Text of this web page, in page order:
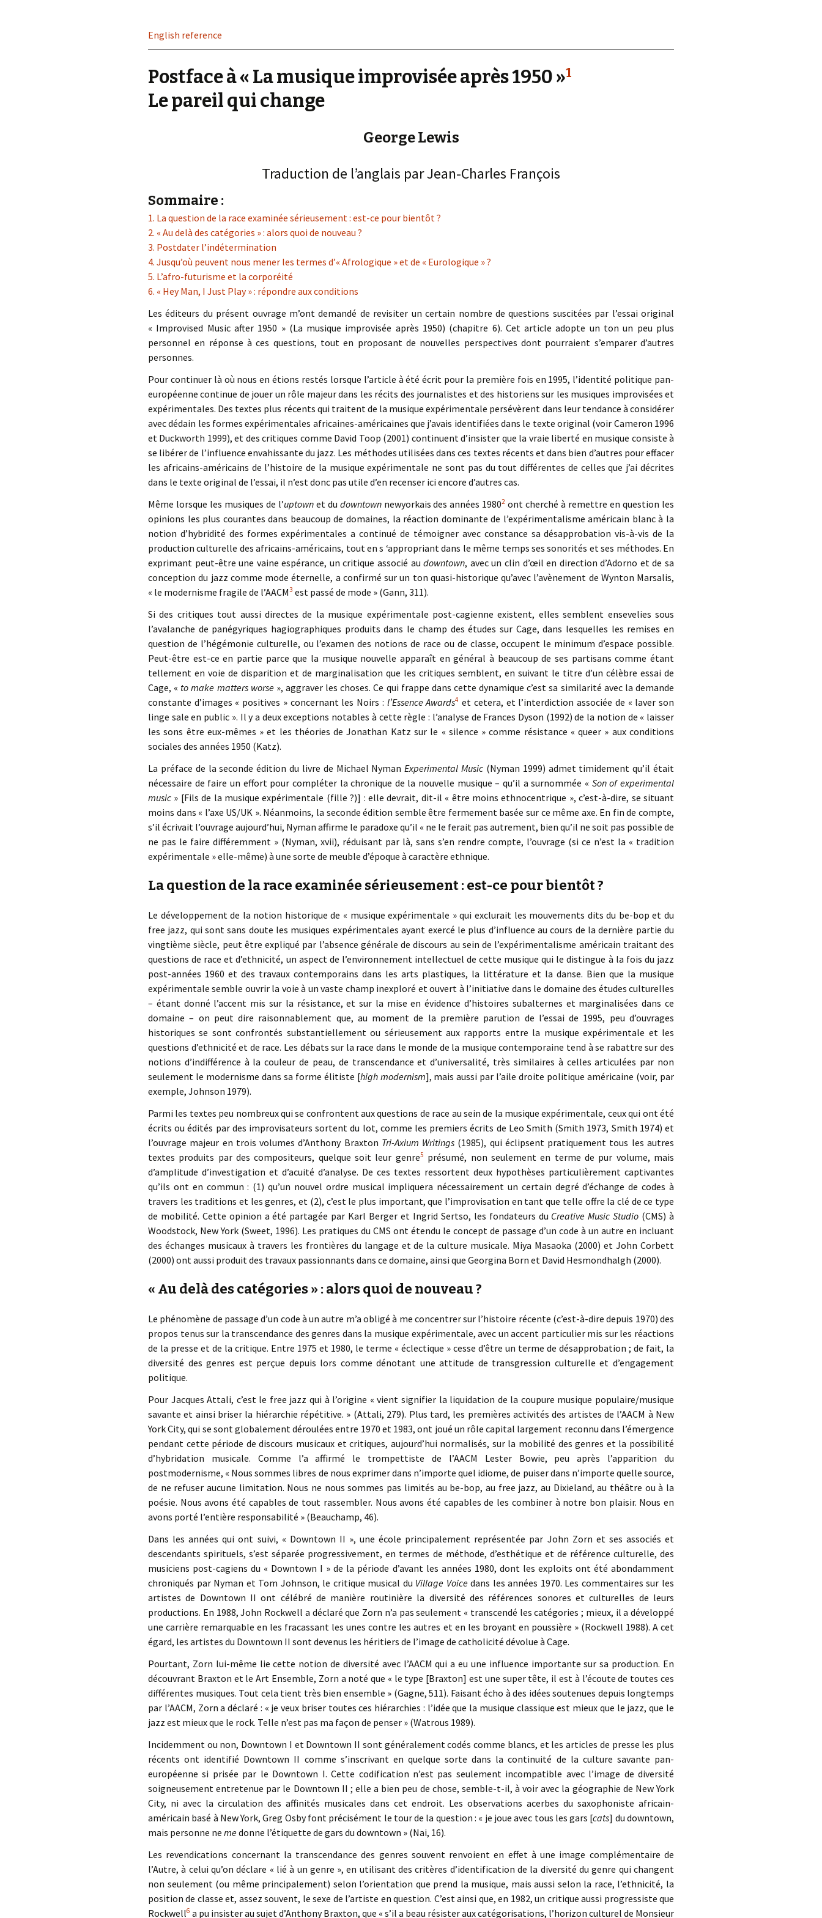
English reference
Postface à « La musique improvisée après 1950 »1
Le pareil qui change
George Lewis
Traduction de l’anglais par Jean-Charles François
Sommaire :
1. La question de la race examinée sérieusement : est-ce pour bientôt ?
2. « Au delà des catégories » : alors quoi de nouveau ?
3. Postdater l’indétermination
4. Jusqu’où peuvent nous mener les termes d’« Afrologique » et de « Eurologique » ?
5. L’afro-futurisme et la corporéité
6. « Hey Man, I Just Play » : répondre aux conditions
Les éditeurs du présent ouvrage m’ont demandé de revisiter un certain nombre de questions suscitées par l’essai original
« Improvised Music after 1950 » (La musique improvisée après 1950) (chapitre 6). Cet article adopte un ton un peu plus
personnel en réponse à ces questions, tout en proposant de nouvelles perspectives dont pourraient s’emparer d’autres
personnes.
Pour continuer là où nous en étions restés lorsque l’article à été écrit pour la première fois en 1995, l’identité politique pan-
européenne continue de jouer un rôle majeur dans les récits des journalistes et des historiens sur les musiques improvisées et
expérimentales. Des textes plus récents qui traitent de la musique expérimentale persévèrent dans leur tendance à considérer
avec dédain les formes expérimentales africaines-américaines que j’avais identifiées dans le texte original (voir Cameron 1996
et Duckworth 1999), et des critiques comme David Toop (2001) continuent d’insister que la vraie liberté en musique consiste à
se libérer de l’influence envahissante du jazz. Les méthodes utilisées dans ces textes récents et dans bien d’autres pour effacer
les africains-américains de l’histoire de la musique expérimentale ne sont pas du tout différentes de celles que j’ai décrites
dans le texte original de l’essai, il n’est donc pas utile d’en recenser ici encore d’autres cas.
Même lorsque les musiques de l’uptownet du downtownnewyorkais des années 19802 ont cherché à remettre en question les
opinions les plus courantes dans beaucoup de domaines, la réaction dominante de l’expérimentalisme américain blanc à la
notion d’hybridité des formes expérimentales a continué de témoigner avec constance sa désapprobation vis-à-vis de la
production culturelle des africains-américains, tout en s ‘appropriant dans le même temps ses sonorités et ses méthodes. En
exprimant peut-être une vaine espérance, un critique associé audowntown, avec un clin d’œil en direction d’Adorno et de sa
conception du jazz comme mode éternelle, a confirmé sur un ton quasi-historique qu’avec l’avènement de Wynton Marsalis,
« le modernisme fragile de l’AACM3 est passé de mode » (Gann, 311).
Si des critiques tout aussi directes de la musique expérimentale post-cagienne existent, elles semblent ensevelies sous
l’avalanche de panégyriques hagiographiques produits dans le champ des études sur Cage, dans lesquelles les remises en
question de l’hégémonie culturelle, ou l’examen des notions de race ou de classe, occupent le minimum d’espace possible.
Peut-être est-ce en partie parce que la musique nouvelle apparaît en général à beaucoup de ses partisans comme étant
tellement en voie de disparition et de marginalisation que les critiques semblent, en suivant le titre d’un célèbre essai de
Cage, « to make matters worse», aggraver les choses. Ce qui frappe dans cette dynamique c’est sa similarité avec la demande
constante d’images « positives » concernant les Noirs : l’Essence Awards4 et cetera, et l’interdiction associée de « laver son
linge sale en public ». Il y a deux exceptions notables à cette règle : l’analyse de Frances Dyson (1992) de la notion de « laisser
les sons être eux-mêmes » et les théories de Jonathan Katz sur le « silence » comme résistance « queer » aux conditions
sociales des années 1950 (Katz).
La préface de la seconde édition du livre de Michael NymanExperimental Music (Nyman 1999) admet timidement qu’il était
nécessaire de faire un effort pour compléter la chronique de la nouvelle musique – qu’il a surnommée « Son of experimental
music » [Fils de la musique expérimentale (fille ?)] : elle devrait, dit-il « être moins ethnocentrique », c’est-à-dire, se situant
moins dans « l’axe US/UK ». Néanmoins, la seconde édition semble être fermement basée sur ce même axe. En fin de compte,
s’il écrivait l’ouvrage aujourd’hui, Nyman affirme le paradoxe qu’il « ne le ferait pas autrement, bien qu’il ne soit pas possible de
ne pas le faire différemment » (Nyman, xvii), réduisant par là, sans s’en rendre compte, l’ouvrage (si ce n’est la « tradition
expérimentale » elle-même) à une sorte de meuble d’époque à caractère ethnique.
La question de la race examinée sérieusement : est-ce pour bientôt ?
Le développement de la notion historique de « musique expérimentale » qui exclurait les mouvements dits du be-bop et du
free jazz, qui sont sans doute les musiques expérimentales ayant exercé le plus d’influence au cours de la dernière partie du
vingtième siècle, peut être expliqué par l’absence générale de discours au sein de l’expérimentalisme américain traitant des
questions de race et d’ethnicité, un aspect de l’environnement intellectuel de cette musique qui le distingue à la fois du jazz
post-années 1960 et des travaux contemporains dans les arts plastiques, la littérature et la danse. Bien que la musique
expérimentale semble ouvrir la voie à un vaste champ inexploré et ouvert à l’initiative dans le domaine des études culturelles
– étant donné l’accent mis sur la résistance, et sur la mise en évidence d’histoires subalternes et marginalisées dans ce
domaine – on peut dire raisonnablement que, au moment de la première parution de l’essai de 1995, peu d’ouvrages
historiques se sont confrontés substantiellement ou sérieusement aux rapports entre la musique expérimentale et les
questions d’ethnicité et de race. Les débats sur la race dans le monde de la musique contemporaine tend à se rabattre sur des
notions d’indifférence à la couleur de peau, de transcendance et d’universalité, très similaires à celles articulées par non
seulement le modernisme dans sa forme élitiste [high modernism], mais aussi par l’aile droite politique américaine (voir, par
exemple, Johnson 1979).
Parmi les textes peu nombreux qui se confrontent aux questions de race au sein de la musique expérimentale, ceux qui ont été
écrits ou édités par des improvisateurs sortent du lot, comme les premiers écrits de Leo Smith (Smith 1973, Smith 1974) et
l’ouvrage majeur en trois volumes d’Anthony Braxton Tri-Axium Writings (1985), qui éclipsent pratiquement tous les autres
textes produits par des compositeurs, quelque soit leur genre5 présumé, non seulement en terme de pur volume, mais
d’amplitude d’investigation et d’acuité d’analyse. De ces textes ressortent deux hypothèses particulièrement captivantes
qu’ils ont en commun : (1) qu’un nouvel ordre musical impliquera nécessairement un certain degré d’échange de codes à
travers les traditions et les genres, et (2), c’est le plus important, que l’improvisation en tant que telle offre la clé de ce type
de mobilité. Cette opinion a été partagée par Karl Berger et Ingrid Sertso, les fondateurs du Creative Music Studio (CMS) à
Woodstock, New York (Sweet, 1996). Les pratiques du CMS ont étendu le concept de passage d’un code à un autre en incluant
des échanges musicaux à travers les frontières du langage et de la culture musicale. Miya Masaoka (2000) et John Corbett
(2000) ont aussi produit des travaux passionnants dans ce domaine, ainsi que Georgina Born et David Hesmondhalgh (2000).
« Au delà des catégories » : alors quoi de nouveau ?
Le phénomène de passage d’un code à un autre m’a obligé à me concentrer sur l’histoire récente (c’est-à-dire depuis 1970) des
propos tenus sur la transcendance des genres dans la musique expérimentale, avec un accent particulier mis sur les réactions
de la presse et de la critique. Entre 1975 et 1980, le terme « éclectique » cesse d’être un terme de désapprobation ; de fait, la
diversité des genres est perçue depuis lors comme dénotant une attitude de transgression culturelle et d’engagement
politique.
Pour Jacques Attali, c’est le free jazz qui à l’origine « vient signifier la liquidation de la coupure musique populaire/musique
savante et ainsi briser la hiérarchie répétitive. » (Attali, 279). Plus tard, les premières activités des artistes de l’AACM à New
York City, qui se sont globalement déroulées entre 1970 et 1983, ont joué un rôle capital largement reconnu dans l’émergence
pendant cette période de discours musicaux et critiques, aujourd’hui normalisés, sur la mobilité des genres et la possibilité
d’hybridation musicale. Comme l’a affirmé le trompettiste de l’AACM Lester Bowie, peu après l’apparition du
postmodernisme, « Nous sommes libres de nous exprimer dans n’importe quel idiome, de puiser dans n’importe quelle source,
de ne refuser aucune limitation. Nous ne nous sommes pas limités au be-bop, au free jazz, au Dixieland, au théâtre ou à la
poésie. Nous avons été capables de tout rassembler. Nous avons été capables de les combiner à notre bon plaisir. Nous en
avons porté l’entière responsabilité » (Beauchamp, 46).
Dans les années qui ont suivi, « Downtown II », une école principalement représentée par John Zorn et ses associés et
descendants spirituels, s’est séparée progressivement, en termes de méthode, d’esthétique et de référence culturelle, des
musiciens post-cagiens du « Downtown I » de la période d’avant les années 1980, dont les exploits ont été abondamment
chroniqués par Nyman et Tom Johnson, le critique musical du Village Voicedans les années 1970. Les commentaires sur les
artistes de Downtown II ont célébré de manière routinière la diversité des références sonores et culturelles de leurs
productions. En 1988, John Rockwell a déclaré que Zorn n’a pas seulement « transcendé les catégories ; mieux, il a développé
une carrière remarquable en les fracassant les unes contre les autres et en les broyant en poussière » (Rockwell 1988). A cet
égard, les artistes du Downtown II sont devenus les héritiers de l’image de catholicité dévolue à Cage.
Pourtant, Zorn lui-même lie cette notion de diversité avec l’AACM qui a eu une influence importante sur sa production. En
découvrant Braxton et le Art Ensemble, Zorn a noté que « le type [Braxton] est une super tête, il est à l’écoute de toutes ces
différentes musiques. Tout cela tient très bien ensemble » (Gagne, 511). Faisant écho à des idées soutenues depuis longtemps
par l’AACM, Zorn a déclaré : « je veux briser toutes ces hiérarchies : l’idée que la musique classique est mieux que le jazz, que le
jazz est mieux que le rock. Telle n’est pas ma façon de penser » (Watrous 1989).
Incidemment ou non, Downtown I et Downtown II sont généralement codés comme blancs, et les articles de presse les plus
récents ont identifié Downtown II comme s’inscrivant en quelque sorte dans la continuité de la culture savante pan-
européenne si prisée par le Downtown I. Cette codification n’est pas seulement incompatible avec l’image de diversité
soigneusement entretenue par le Downtown II ; elle a bien peu de chose, semble-t-il, à voir avec la géographie de New York
City, ni avec la circulation des affinités musicales dans cet endroit. Les observations acerbes du saxophoniste africain-
américain basé à New York, Greg Osby font précisément le tour de la question : « je joue avec tous les gars [cats] du downtown,
mais personne ne medonne l’étiquette de gars du downtown » (Nai, 16).
Les revendications concernant la transcendance des genres souvent renvoient en effet à une image complémentaire de
l’Autre, à celui qu’on déclare « lié à un genre », en utilisant des critères d’identification de la diversité du genre qui changent
non seulement (ou même principalement) selon l’orientation que prend la musique, mais aussi selon la race, l’ethnicité, la
position de classe et, assez souvent, le sexe de l’artiste en question. C’est ainsi que, en 1982, un critique aussi progressiste que
Rockwell6 a pu insister au sujet d’Anthony Braxton, que « s’il a beau résister aux catégorisations, l’horizon culturel de Monsieur